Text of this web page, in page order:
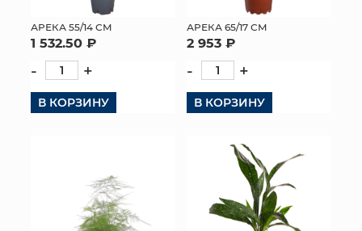
АРЕКА 55/14 СМ
1 532.50 ₽
- +
В КОРЗИНУ
АРЕКА 65/17 СМ
2 953 ₽
- +
В КОРЗИНУ